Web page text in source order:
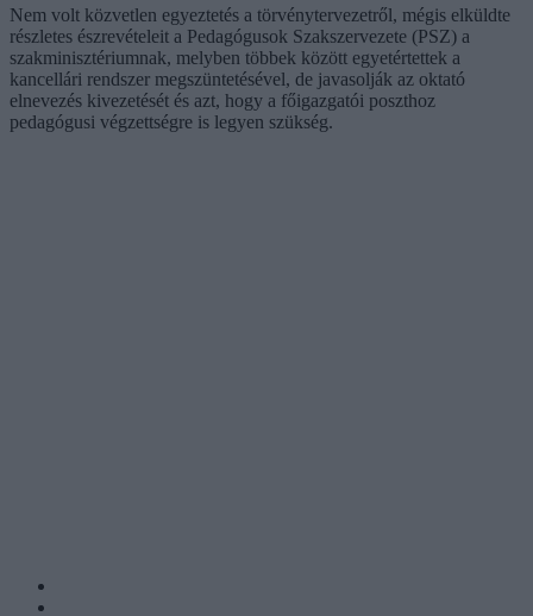
Nem volt közvetlen egyeztetés a törvénytervezetről, mégis elküldte
részletes észrevételeit a Pedagógusok Szakszervezete (PSZ) a
szakminisztériumnak, melyben többek között egyetértettek a
kancellári rendszer megszüntetésével, de javasolják az oktató
elnevezés kivezetését és azt, hogy a főigazgatói poszthoz
pedagógusi végzettségre is legyen szükség.